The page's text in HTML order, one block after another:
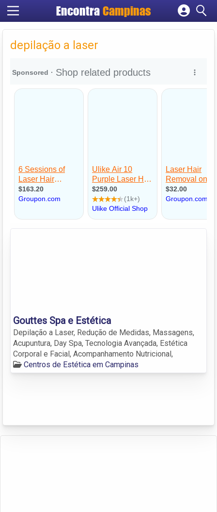
Encontra Campinas
Cadastrar empresa
depilação a laser
Gouttes Spa e Estética
Depilação a Laser, Redução de Medidas, Massagens,
Acupuntura, Day Spa, Tecnologia Avançada, Estética
Corporal e Facial, Acompanhamento Nutricional,
Centros de Estética em Campinas